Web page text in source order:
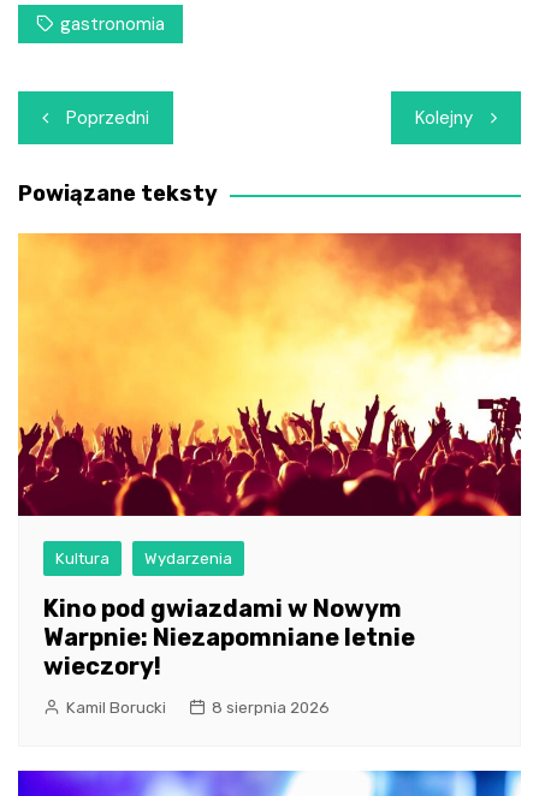
gastronomia
Nawigacja
wpisu
Poprzedni Kolejny
Powiązane teksty
Kultura Wydarzenia
Kino pod gwiazdami w Nowym
Warpnie: Niezapomniane letnie
wieczory!
Kamil Borucki 8 sierpnia 2026